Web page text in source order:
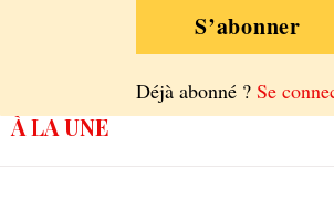
S’abonner
Déjà abonné ? Se
À LA UNE